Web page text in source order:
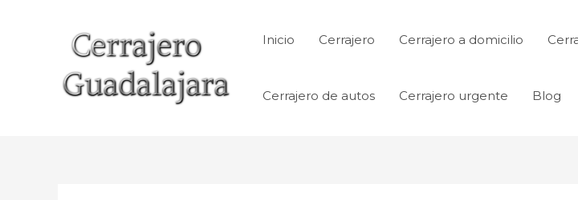
Inicio Cerrajero Cerrajero a domicilio
Cerrajero de autos Cerrajero urgente Blog